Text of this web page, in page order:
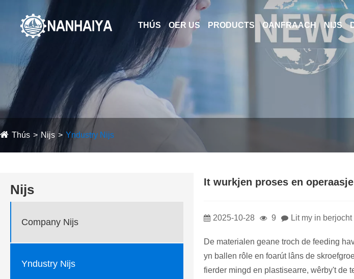
THÚS OER US PRODUCTS OANFRAACH NIJS
Thús Nijs Yndustry Nijs
Nijs
Company Nijs
Yndustry Nijs
It wurkjen proses en
2025-10-28 9 Lit my in berjocht
De materialen geane troch de feeding
yn ballen rôle en foarút lâns de
fierder mingd en plastisearre, wêrby't de